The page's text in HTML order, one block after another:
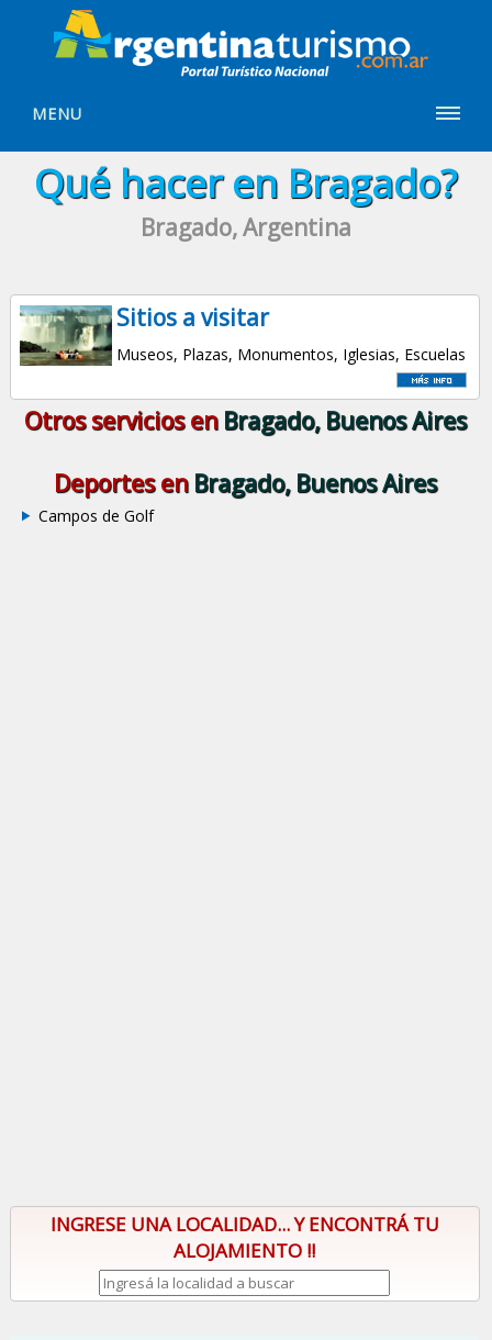
MENU
Qué hacer en Bragado?
Bragado, Argentina
Sitios a visitar
Museos, Plazas, Monumentos, Iglesias, Escuelas
Otros servicios en Bragado, Buenos Aires
Deportes en Bragado, Buenos Aires
Campos de Golf
INGRESE UNA LOCALIDAD... Y ENCONTRÁ TU
ALOJAMIENTO !!